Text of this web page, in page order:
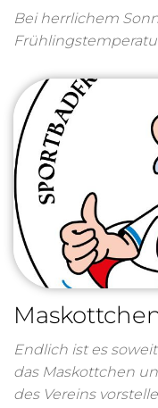
Bei herrlichem
Endlich ist es
das Maskottchen
des Vereins